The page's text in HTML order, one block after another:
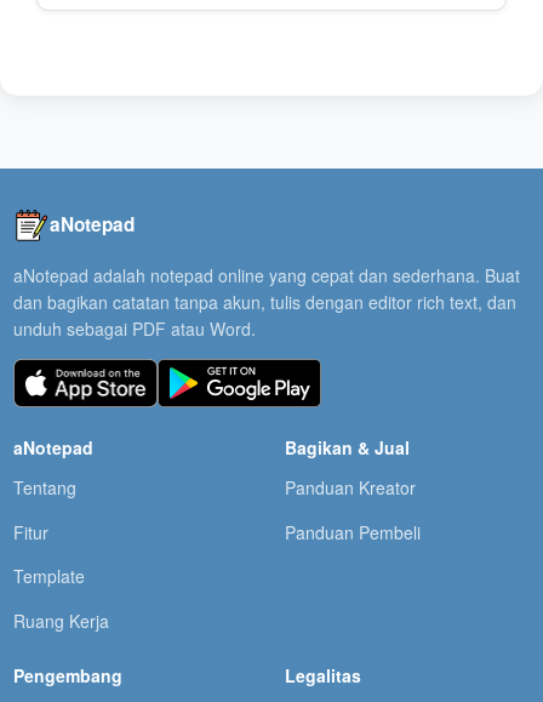
aNotepad
aNotepad adalah notepad online yang cepat dan sederhana. Buat
dan bagikan catatan tanpa akun, tulis dengan editor rich text, dan
unduh sebagai PDF atau Word.
aNotepad
Tentang
Fitur
Template
Ruang Kerja
Bagikan & Jual
Panduan Kreator
Panduan Pembeli
Pengembang
Legalitas